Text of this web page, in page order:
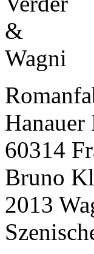
Hanauer
60314
Bruno
2013